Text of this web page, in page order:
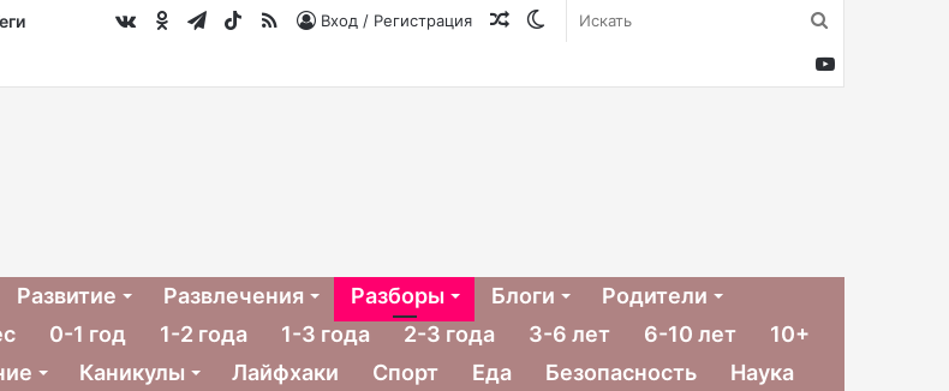
Switch
Случайная
Вход / Регистрация
RSS
TikTok
Telegram
Одноклассники
vk.com
YouTube
Развитие Развлечения Разборы Блоги
Родители
0-1 год 1-2 года 1-3 года 2-3 года 3-6 лет 6-10 лет
10+
Каникулы Лайфхаки Спорт Еда Безопасность
Наука